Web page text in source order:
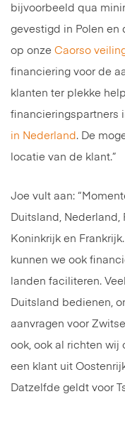
bijvoorbeeld qua
gevestigd in Polen en
op onze Caorso
financiering voor de
klanten ter plekke
financieringspartners
in Nederland . De
locatie van de klant.”
Joe vult aan:
Duitsland, Nederland,
Koninkrijk en
kunnen we ook
landen faciliteren.
Duitsland bedienen,
aanvragen voor
ook, ook al richten wij
een klant uit
Datzelfde geldt voor